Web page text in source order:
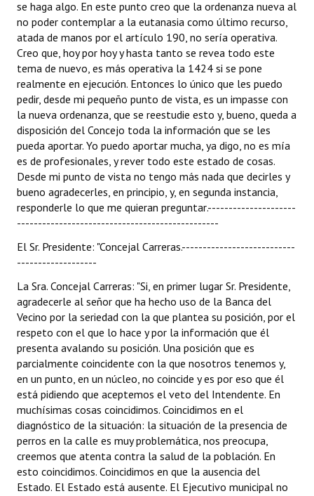
se haga algo. En este punto creo que la ordenanza nueva al
no poder contemplar a la eutanasia como último recurso,
atada de manos por el artículo 190, no sería operativa.
Creo que, hoy por hoy y hasta tanto se revea todo este
tema de nuevo, es más operativa la 1424 si se pone
realmente en ejecución. Entonces lo único que les puedo
pedir, desde mi pequeño punto de vista, es un impasse con
la nueva ordenanza, que se reestudie esto y, bueno, queda a
disposición del Concejo toda la información que se les
pueda aportar. Yo puedo aportar mucha, ya digo, no es mía
es de profesionales, y rever todo este estado de cosas.
Desde mi punto de vista no tengo más nada que decirles y
bueno agradecerles, en principio, y, en segunda instancia,
responderle lo que me quieran preguntar.---------------------
------------------------------------------------
El Sr. Presidente: "Concejal Carreras.---------------------------
-------------------
La Sra. Concejal Carreras: "Si, en primer lugar Sr. Presidente,
agradecerle al señor que ha hecho uso de la Banca del
Vecino por la seriedad con la que plantea su posición, por el
respeto con el que lo hace y por la información que él
presenta avalando su posición. Una posición que es
parcialmente coincidente con la que nosotros tenemos y,
en un punto, en un núcleo, no coincide y es por eso que él
está pidiendo que aceptemos el veto del Intendente. En
muchísimas cosas coincidimos. Coincidimos en el
diagnóstico de la situación: la situación de la presencia de
perros en la calle es muy problemática, nos preocupa,
creemos que atenta contra la salud de la población. En
esto coincidimos. Coincidimos en que la ausencia del
Estado. El Estado está ausente. El Ejecutivo municipal no